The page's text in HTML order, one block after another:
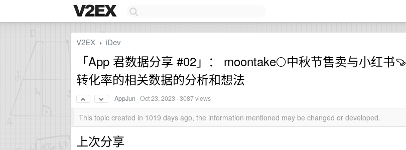
V2EX › iDev
「App 君数据分享 #02」： moontake🌕中秋节售卖与小红书🍠
转化率的相关数据的分析和想法
AppJun ·Oct 23, 2023 · 3087 views
This topic created in 1019 days ago, the information mentioned may be changed or developed.
上次分享